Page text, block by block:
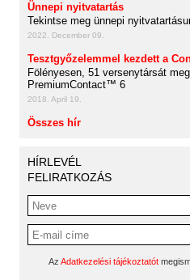
Ünnepi nyitvatartás
Tekintse meg ünnepi
2022. December 09.
Tesztgyőzelemmel kezdett a
Fölényesen, 51 versenytársát
PremiumContact™ 6
2018. April 19.
Összes hír
HÍRLEVÉL
FELIRATKOZÁS
Az Adatkezelési tájékoztatót